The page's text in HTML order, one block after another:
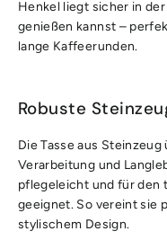
Henkel liegt sicher in
genießen kannst –
lange Kaffeerunden.
Robuste
Die Tasse aus
Verarbeitung und
pflegeleicht und für den
geeignet. So vereint sie
stylischem Design.